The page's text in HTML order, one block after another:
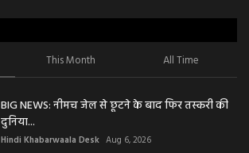
This Month All Time
BIG NEWS: नीमच जेल से छूटने के बाद फिर तस्करी की
दुनिया...
Hindi Khabarwaala Desk Aug 6, 2026